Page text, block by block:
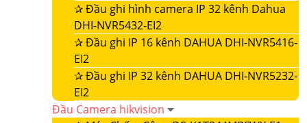
✰Đầu ghi hình camera IP 32 kênh Dahua
DHI-NVR5432-EI2
✰Đầu ghi IP 16 kênh DAHUA DHI-NVR5416-
EI2
✰Đầu ghi IP 32 kênh DAHUA DHI-NVR5232-
EI2
Đầu Camera hikvision